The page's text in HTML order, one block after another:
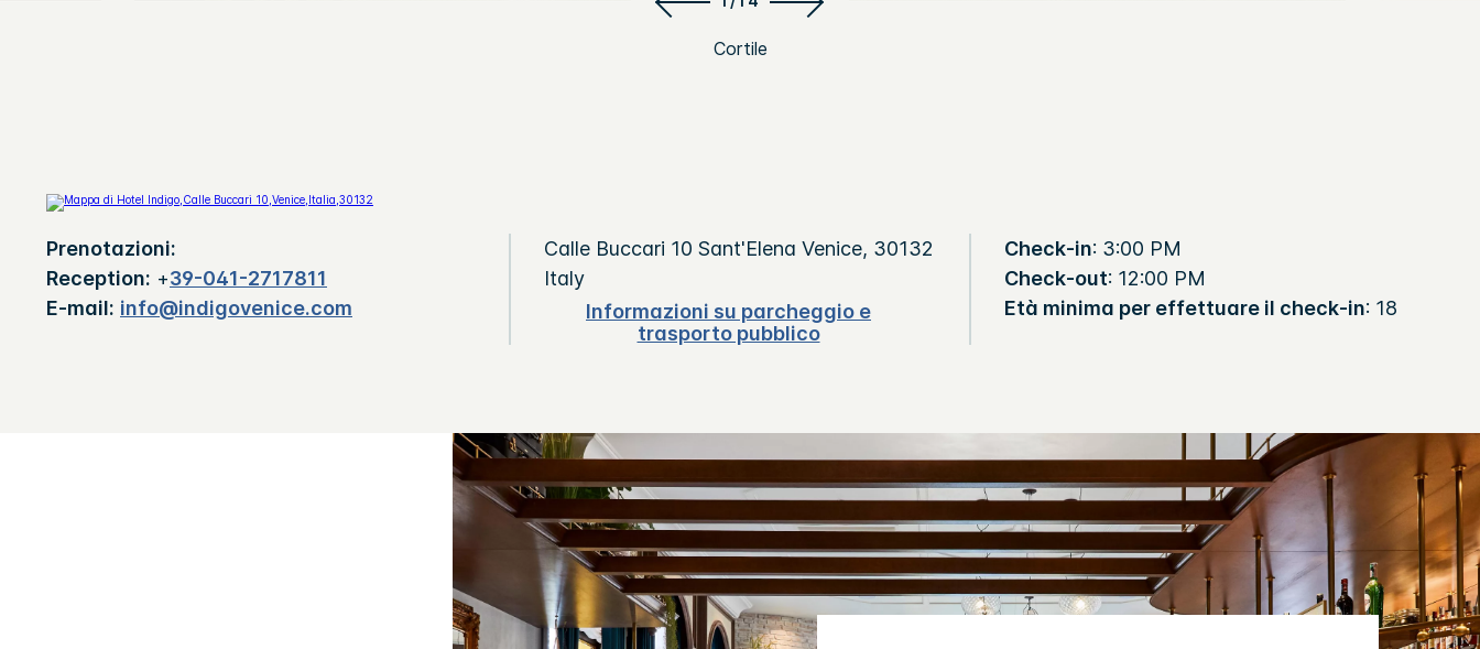
Cortile
Prenotazioni:
Reception: +39-041-2717811
E-mail: info@indigovenice.com
Calle Buccari 10 Sant'Elena Venice, 30132
Italy
Informazioni su parcheggio e
trasporto pubblico
Check-in: 3:00 PM
Check-out: 12:00 PM
Età minima per effettuare il check-in: 18